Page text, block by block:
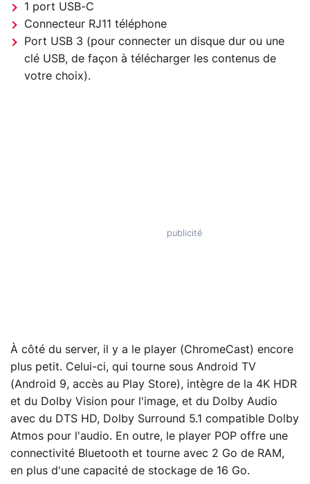
1 port USB-C
Connecteur RJ11 téléphone
Port USB 3 (pour connecter un disque dur ou une
clé USB, de façon à télécharger les contenus de
votre choix).
À côté du server, il y a le player (ChromeCast) encore
plus petit. Celui-ci, qui tourne sous Android TV
(Android 9, accès au Play Store), intègre de la 4K HDR
et du Dolby Vision pour l'image, et du Dolby Audio
avec du DTS HD, Dolby Surround 5.1 compatible Dolby
Atmos pour l'audio. En outre, le player POP offre une
connectivité Bluetooth et tourne avec 2 Go de RAM,
en plus d'une capacité de stockage de 16 Go.